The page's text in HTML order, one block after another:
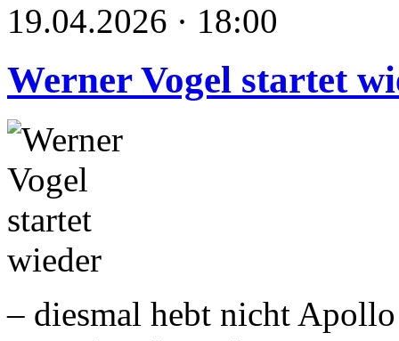
19.04.2026 · 18:00
Werner Vogel startet
– diesmal hebt nicht